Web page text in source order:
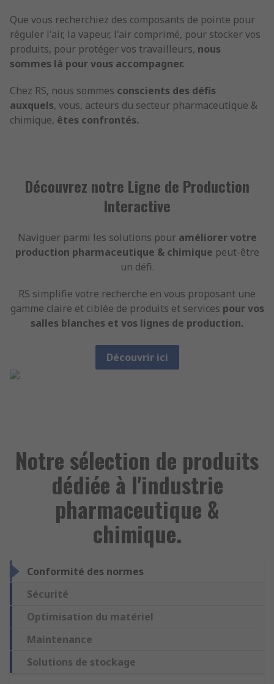
Que vous recherchiez des composants de pointe pour
réguler l'air, la vapeur, l'air comprimé, pour stocker vos
produits, pour protéger vos travailleurs, nous
sommes là pour vous accompagner.
Chez RS, nous sommes conscients des défis
auxquels, vous, acteurs du secteur pharmaceutique &
chimique, êtes confrontés.
Découvrez notre Ligne de Production
Interactive
Naviguer parmi les solutions pour améliorer votre
production pharmaceutique & chimique peut-être
un défi.
RS simplifie votre recherche en vous proposant une
gamme claire et ciblée de produits et services pour vos
salles blanches et vos lignes de production.
Découvrir ici
Notre sélection de produits
dédiée à l'industrie
pharmaceutique &
chimique.
Conformité des normes
Sécurité
Optimisation du matériel
Maintenance
Solutions de stockage